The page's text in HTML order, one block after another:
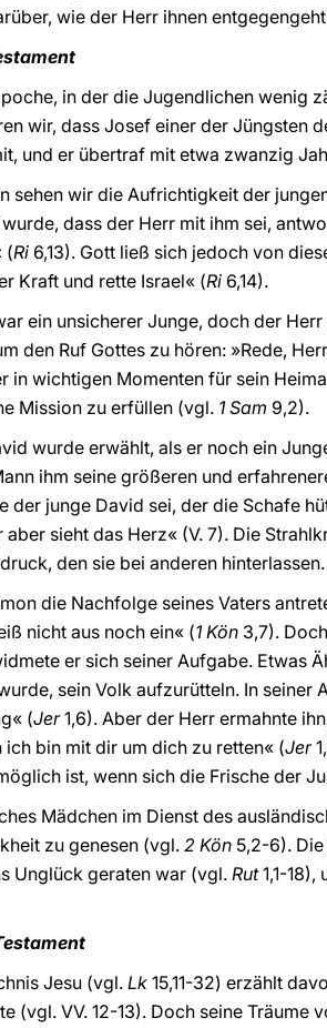
wie der Herr ihnen
in der die Jugendlichen wenig
wir, dass Josef einer der Jüngsten
und er übertraf mit etwa zwanzig
sehen wir die Aufrichtigkeit der
dass der Herr mit ihm sei,
(Ri 6,13). Gott ließ sich jedoch von
Kraft und rette Israel« (Ri 6,14).
ein unsicherer Junge, doch der
den Ruf Gottes zu hören: »Rede,
in wichtigen Momenten für sein
Mission zu erfüllen (vgl. 1 Sam 9,2).
wurde erwählt, als er noch ein
ihm seine größeren und
der junge David sei, der die Schafe
aber sieht das Herz« (V. 7). Die
den sie bei anderen hinterlassen.
die Nachfolge seines Vaters
nicht aus noch ein« (1 Kön 3,7).
er sich seiner Aufgabe. Etwas
sein Volk aufzurütteln. In seiner
(Jer1,6). Aber der Herr ermahnte
ich bin mit dir um dich zu retten« (Jer
ist, wenn sich die Frische der
Mädchen im Dienst des
zu genesen (vgl. 2 Kön 5,2-6).
Unglück geraten war (vgl.Rut1,1-18),
Jesu (vgl. Lk 15,11-32) erzählt
(vgl. VV. 12-13). Doch seine Träume